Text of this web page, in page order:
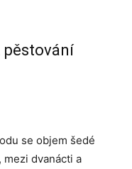
pěstování
se objem šedé
mezi dvanácti a